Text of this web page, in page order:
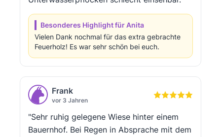
Besonderes Highlight für Anita
Vielen Dank nochmal für das extra gebrachte
Feuerholz! Es war sehr schön bei euch.
Frank
vor 3 Jahren
"Sehr ruhig gelegene Wiese hinter einem
Bauernhof. Bei Regen in Absprache mit dem